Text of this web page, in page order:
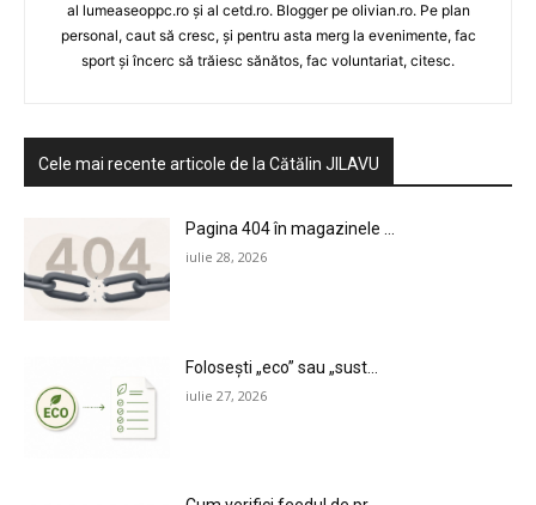
al lumeaseoppc.ro și al cetd.ro. Blogger pe olivian.ro. Pe plan
personal, caut să cresc, și pentru asta merg la evenimente, fac
sport și încerc să trăiesc sănătos, fac voluntariat, citesc.
Cele mai recente articole de la Cătălin JILAVU
Pagina 404 în magazinele ...
iulie 28, 2026
Folosești „eco” sau „sust...
iulie 27, 2026